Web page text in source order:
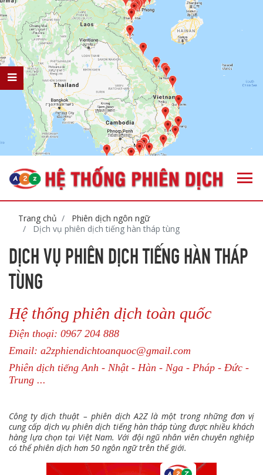
Trang chủ
Phiên dịch ngôn ngữ
Dịch vụ phiên dịch tiếng hàn tháp tùng
DỊCH VỤ PHIÊN DỊCH TIẾNG HÀN THÁP
TÙNG
Hệ thống phiên dịch toàn quốc
Điện thoại: 0967 204 888
Email: a2zphiendichtoanquoc@gmail.com
Phiên dịch tiếng Anh - Nhật - Hàn - Nga - Pháp - Đức -
Trung ...
Công ty dịch thuật – phiên dịch A2Z là một trong những đơn vị
cung cấp dịch vụ phiên dịch tiếng hàn tháp tùng được nhiều khách
hàng lựa chọn tại Việt Nam. Với đội ngũ nhân viên chuyên nghiệp
có thể phiên dịch hơn 50 ngôn ngữ trên thế giới.